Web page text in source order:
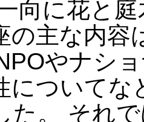
向に花と
の主な内容
やナシ
についてな
た。 それ